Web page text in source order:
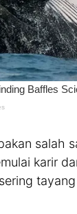
salah
karir